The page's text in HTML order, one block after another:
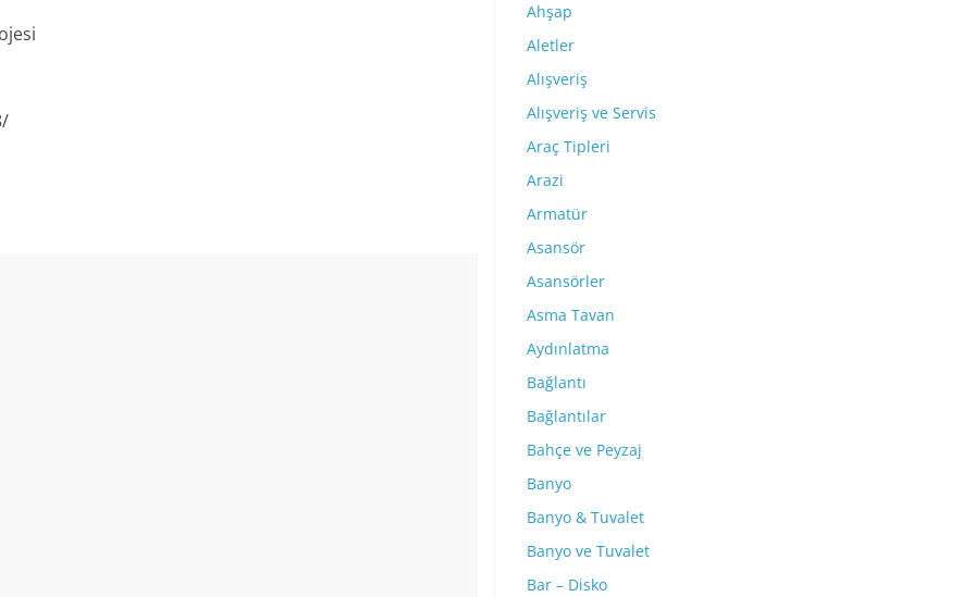
Ahşap
Aletler
Alışveriş
Alışveriş ve Servis
Araç Tipleri
Arazi
Armatür
Asansör
Asansörler
Asma Tavan
Aydınlatma
Bağlantı
Bağlantılar
Bahçe ve Peyzaj
Banyo
Banyo & Tuvalet
Banyo ve Tuvalet
Bar – Disko